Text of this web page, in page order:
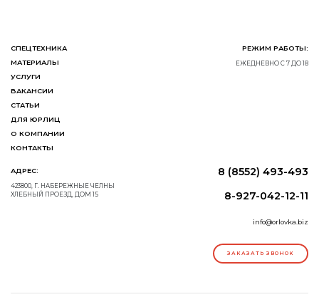
СПЕЦТЕХНИКА
МАТЕРИАЛЫ
УСЛУГИ
ВАКАНСИИ
СТАТЬИ
ДЛЯ ЮРЛИЦ
О КОМПАНИИ
КОНТАКТЫ
РЕЖИМ РАБОТЫ:
ЕЖЕДНЕВНО С 7 ДО 18
АДРЕС:
423800, Г. НАБЕРЕЖНЫЕ ЧЕЛНЫ
ХЛЕБНЫЙ ПРОЕЗД, ДОМ 15
8 (8552) 493-493
8-927-042-12-11
info@orlovka.biz
ЗАКАЗАТЬ ЗВОНОК